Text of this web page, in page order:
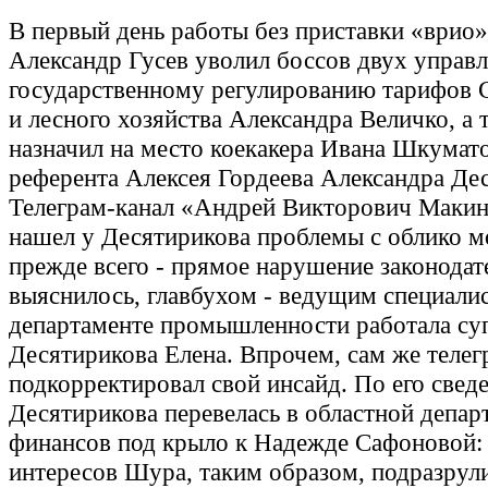
В первый день работы без приставки
Александр Гусев уволил боссов двух
государственному регулированию тарифов
и лесного хозяйства Александра Величко, а
назначил на место коекакера Ивана
референта Алексея Гордеева Александра
Телеграм-канал «Андрей Викторович
нашел у Десятирикова проблемы с облико
прежде всего - прямое нарушение
выяснилось, главбухом - ведущим
департаменте промышленности работала
Десятирикова Елена. Впрочем, сам же
подкорректировал свой инсайд. По его
Десятирикова перевелась в областной
финансов под крыло к Надежде
интересов Шура, таким образом,